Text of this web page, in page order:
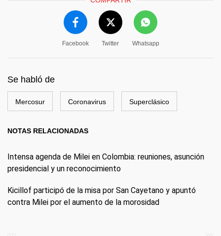
Facebook Twitter Whatsapp
Se habló de
Mercosur Coronavirus Superclásico
NOTAS RELACIONADAS
Intensa agenda de Milei en Colombia: reuniones, asunción
presidencial y un reconocimiento
Kicillof participó de la misa por San Cayetano y apuntó
contra Milei por el aumento de la morosidad